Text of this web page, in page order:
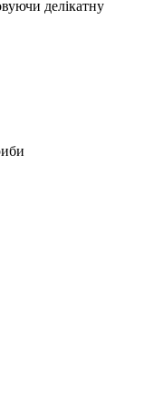
делікатну